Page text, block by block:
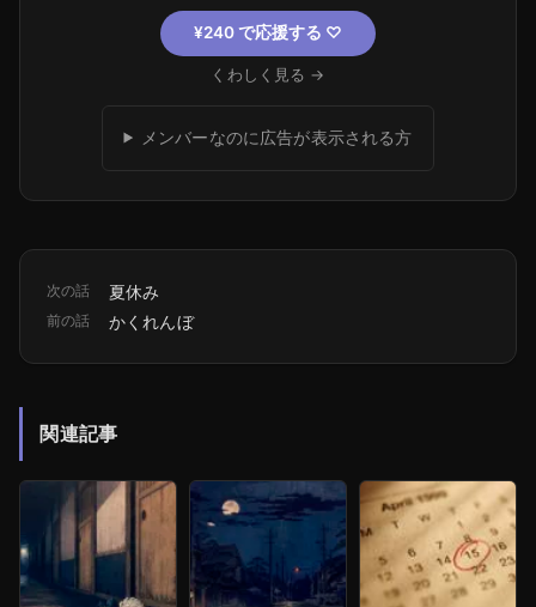
¥240 で応援する ♡
くわしく見る →
メンバーなのに広告が表示される方
次の話 夏休み
前の話 かくれんぼ
関連記事